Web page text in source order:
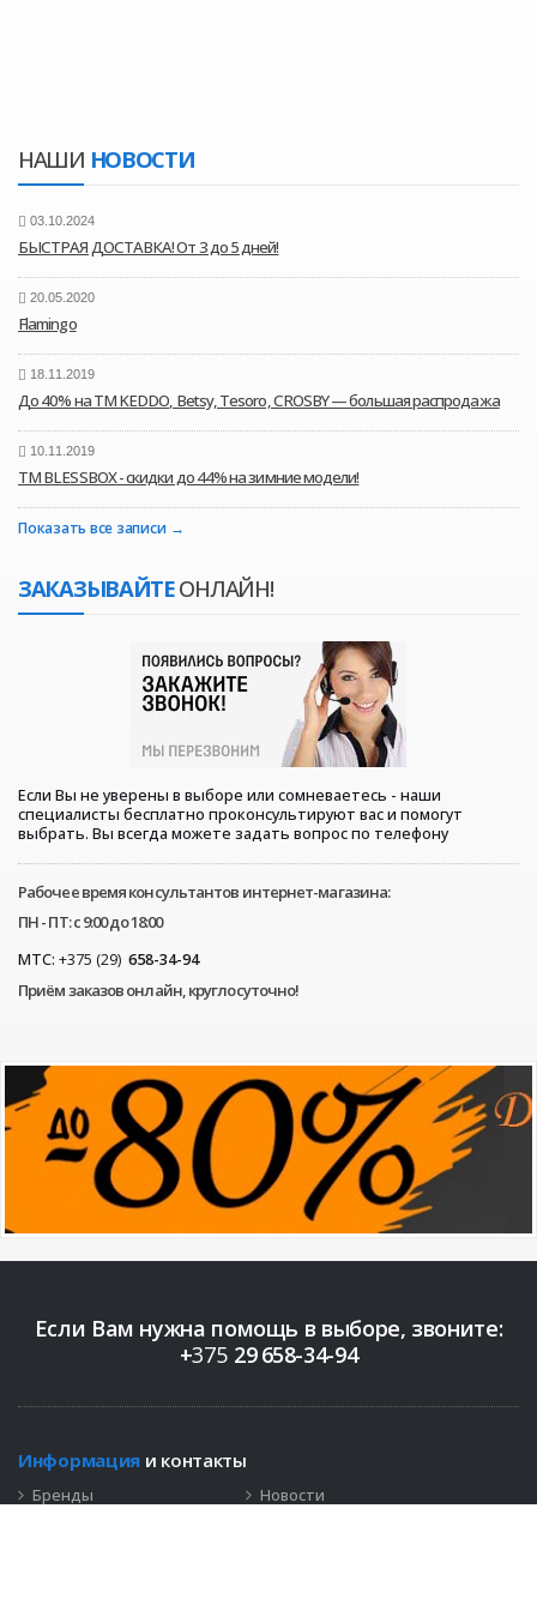
НАШИ НОВОСТИ
03.10.2024
БЫСТРАЯ ДОСТАВКА! От 3 до 5 дней!
20.05.2020
Flamingo
18.11.2019
До 40% на ТМ KEDDO, Betsy, Tesoro, CROSBY — большая распродажа
10.11.2019
ТМ BLESSBOX - скидки до 44% на зимние модели!
Показать все записи
ЗАКАЗЫВАЙТЕОНЛАЙН!
Если Вы не уверены в выборе или сомневаетесь - наши
специалисты бесплатно проконсультируют вас и помогут
выбрать. Вы всегда можете задать вопрос по телефону
Рабочее время консультантов интернет-магазина:
ПН - ПТ: с 9:00 до 18:00
МТС: +375 (29) 658-34-94
Приём заказов онлайн, круглосуточно!
Если Вам нужна помощь в выборе, звоните:
+375 29658-34-94
Информация и контакты
Бренды
Новости